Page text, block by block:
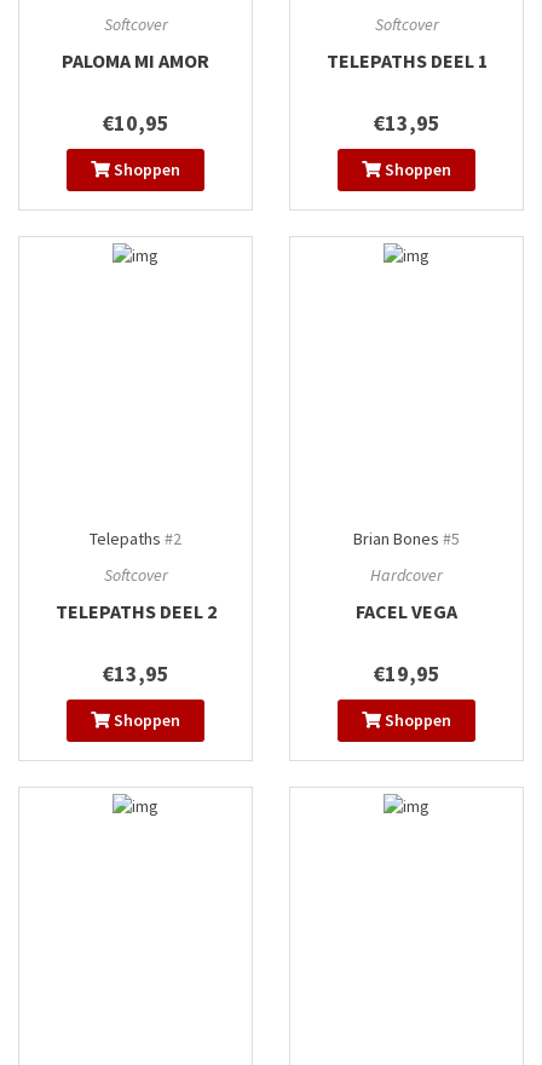
Softcover
PALOMA MI AMOR
€10,95
Shoppen
Softcover
TELEPATHS DEEL 1
€13,95
Shoppen
Telepaths #2
Softcover
TELEPATHS DEEL 2
€13,95
Shoppen
Brian Bones #5
Hardcover
FACEL VEGA
€19,95
Shoppen